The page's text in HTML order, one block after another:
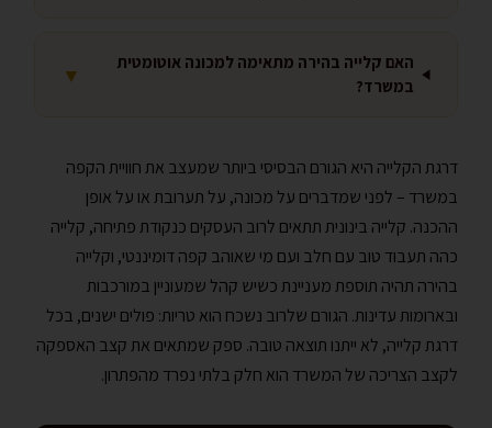
האם קלייה בהירה מתאימה למכונה אוטומטית
במשרד?
▼
דרגת הקלייה היא הגורם הבסיסי ביותר שמעצב את חוויית הקפה
במשרד – לפני שמדברים על מכונה, על תערובת או על אופן
ההכנה. קלייה בינונית תתאים לרוב העסקים כנקודת פתיחה, קלייה
כהה תעבוד טוב עם חלב ועם מי שאוהב קפה דומיננטי, וקלייה
בהירה תהיה תוספת מעניינת כשיש קהל שמעוניין במורכבות
ובארומות עדינות. הגורם שלרוב נשכח הוא טריות: פולים ישנים, בכל
דרגת קלייה, לא ייתנו תוצאה טובה. ספק שמתאים את קצב האספקה
לקצב הצריכה של המשרד הוא חלק בלתי נפרד מהפתרון.